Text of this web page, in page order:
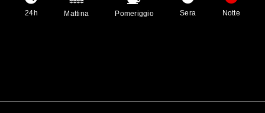
24h Mattina Pomeriggio Sera Notte